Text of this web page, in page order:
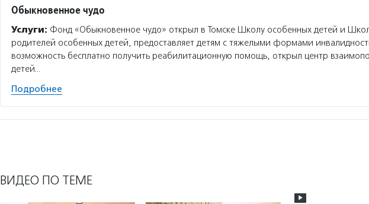
Обыкновенное чудо
Услуги: Фонд «Обыкновенное чудо» открыл в Томске Школу особенных детей и
родителей особенных детей, предоставляет детям с тяжелыми формами
возможность бесплатно получить реабилитационную помощь, открыл центр
детей…
Подробнее
ВИДЕО ПО ТЕМЕ